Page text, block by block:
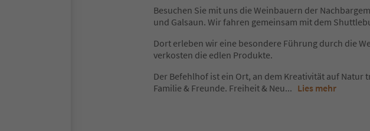
Besuchen Sie mit uns die Weinbauern der
und Galsaun. Wir fahren gemeinsam mit dem
Dort erleben wir eine besondere Führung durch die
verkosten die edlen Produkte.
Der Befehlhof ist ein Ort, an dem Kreativität auf Natur
Familie & Freunde. Freiheit & Neu... Lies mehr